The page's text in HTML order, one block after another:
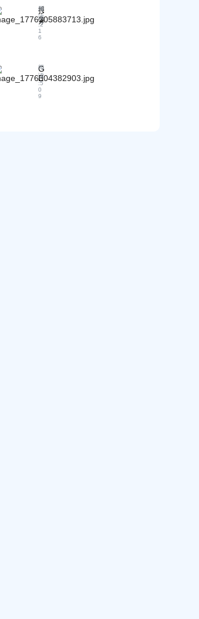
选
的
差
异
让
你
的
品
入
A
I
的
的
“
引
用
？
找
到
那
陈
代
谢
为
什
么
G
搜
索
引
擎
“
图
书
馆
阅
读
:2
1
6
G
E
O
如
阅
读
:5
0
9